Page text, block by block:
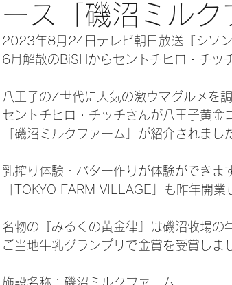
ース「磯沼ミルク
2023年8月24日テレビ朝日放送『シソ
6月解散のBiSHからセントチヒロ・チッ
八王子のZ世代に人気の激ウマグルメを調
セントチヒロ・チッチさんが八王子黄金
「磯沼ミルクファーム」が紹介されまし
乳搾り体験・バター作りが体験ができま
「TOKYO FARM VILLAGE」も昨年開業
名物の『みるくの黄金律』は磯沼牧場の
ご当地牛乳グランプリで金賞を受賞しま
施設名称：磯沼ミルクファーム